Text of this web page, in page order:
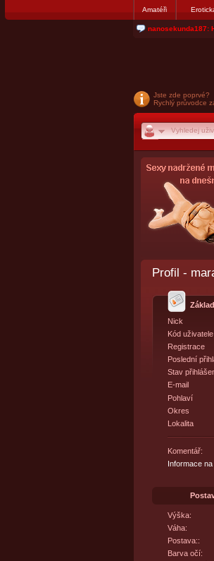
Amatéři
jjoseff: Najde se
Jste zde poprvé?
Rychlý průvodce
Profil -
Nick
Kód uživatele
Registrace
Poslední
Stav
E-mail
Pohlaví
Okres
Lokalita
Komentář:
Informace
Výška:
Váha:
Postava::
Barva očí: